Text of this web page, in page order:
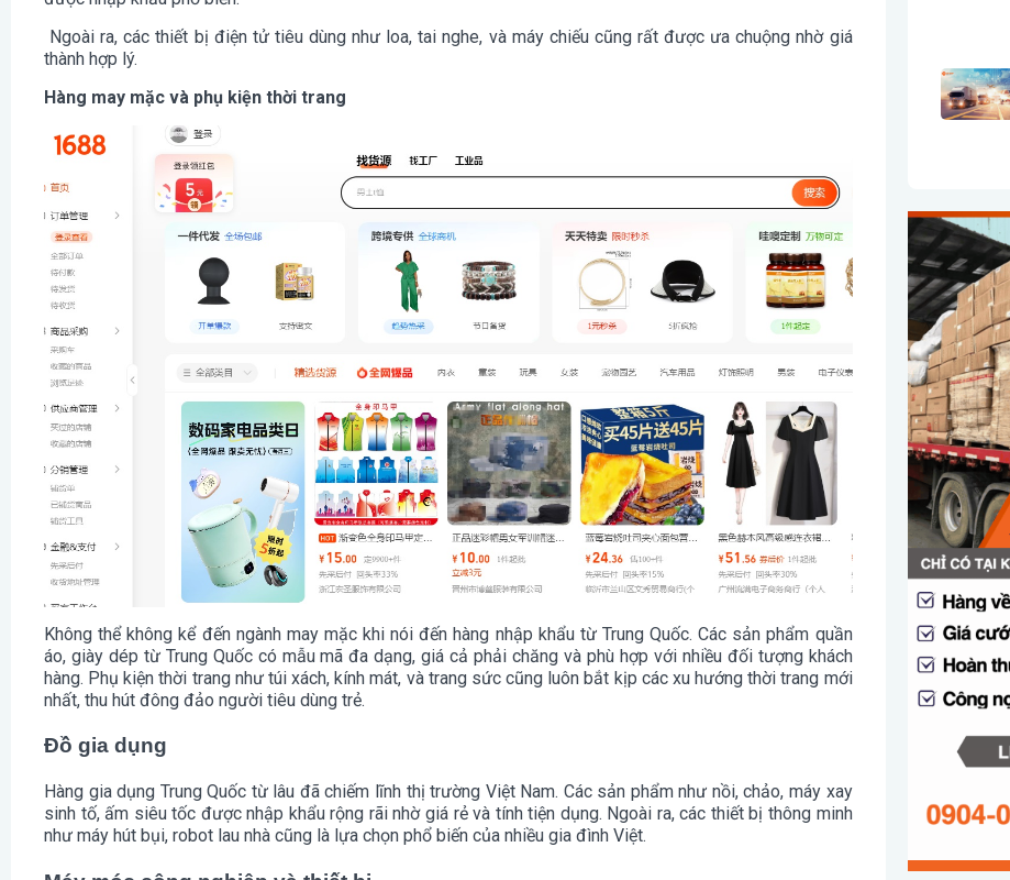
Ngoài ra, các thiết bị điện tử tiêu dùng như loa, tai nghe, và máy chiếu cũng rất được ưa chuộng nhờ giá
thành hợp lý.
Hàng may mặc và phụ kiện thời trang
Không thể không kể đến ngành may mặc khi nói đến hàng nhập khẩu từ Trung Quốc. Các sản phẩm quần
áo, giày dép từ Trung Quốc có mẫu mã đa dạng, giá cả phải chăng và phù hợp với nhiều đối tượng khách
hàng. Phụ kiện thời trang như túi xách, kính mát, và trang sức cũng luôn bắt kịp các xu hướng thời trang mới
nhất, thu hút đông đảo người tiêu dùng trẻ.
Đồ gia dụng
Hàng gia dụng Trung Quốc từ lâu đã chiếm lĩnh thị trường Việt Nam. Các sản phẩm như nồi, chảo, máy xay
sinh tố, ấm siêu tốc được nhập khẩu rộng rãi nhờ giá rẻ và tính tiện dụng. Ngoài ra, các thiết bị thông minh
như máy hút bụi, robot lau nhà cũng là lựa chọn phổ biến của nhiều gia đình Việt.